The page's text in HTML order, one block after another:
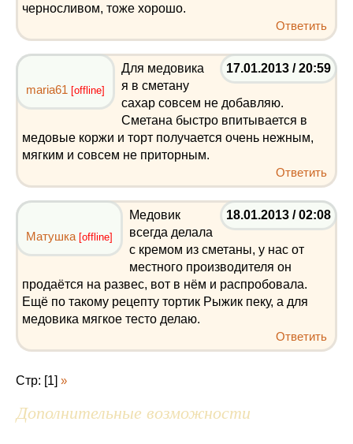
черносливом, тоже хорошо.
Ответить
17.01.2013 / 20:59
maria61 [offline]
Для медовика
я в сметану
сахар совсем не добавляю.
Сметана быстро впитывается в
медовые коржи и торт получается очень нежным,
мягким и совсем не приторным.
Ответить
18.01.2013 / 02:08
Матушка [offline]
Медовик
всегда делала
с кремом из сметаны, у нас от
местного производителя он
продаётся на развес, вот в нём и распробовала.
Ещё по такому рецепту тортик Рыжик пеку, а для
медовика мягкое тесто делаю.
Ответить
Стр: [1] »
Дополнительные возможности